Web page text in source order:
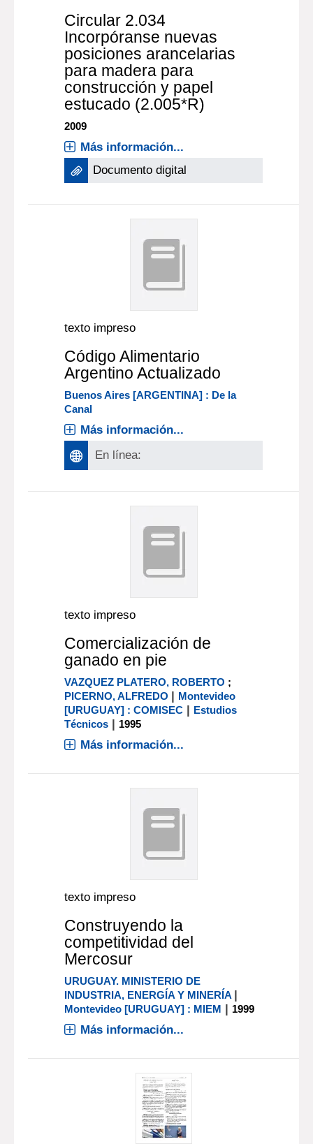
Circular 2.034
Incorpóranse nuevas
posiciones arancelarias
para madera para
construcción y papel
estucado (2.005*R)
2009
Más información...
Documento digital
texto impreso
Código Alimentario
Argentino Actualizado
Buenos Aires [ARGENTINA] : De la
Canal
Más información...
En línea:
texto impreso
Comercialización de
ganado en pie
VAZQUEZ PLATERO, ROBERTO ;
PICERNO, ALFREDO | Montevideo
[URUGUAY] : COMISEC | Estudios
Técnicos | 1995
Más información...
texto impreso
Construyendo la
competitividad del
Mercosur
URUGUAY. MINISTERIO DE
INDUSTRIA, ENERGÍA Y MINERÍA |
Montevideo [URUGUAY] : MIEM | 1999
Más información...